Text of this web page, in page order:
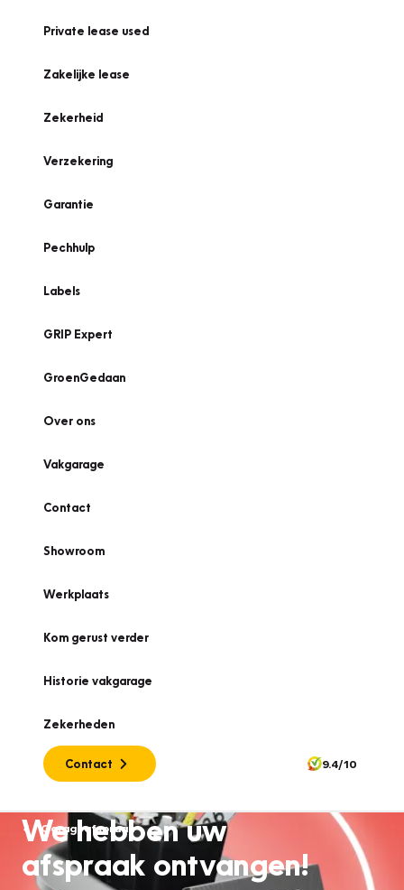
Private lease used
Zakelijke lease
Zekerheid
Verzekering
Garantie
Pechhulp
Labels
GRIP Expert
GroenGedaan
Over ons
Vakgarage
Contact
Showroom
Werkplaats
Kom gerust verder
Historie vakgarage
Zekerheden
Contact 9.4/10
Garageafspraak
We hebben uw
afspraak ontvangen!